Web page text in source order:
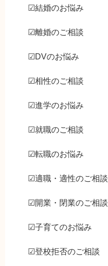
☑結婚のお悩み
☑離婚のご相談
☑DVのお悩み
☑相性のご相談
☑進学のお悩み
☑就職のご相談
☑転職のお悩み
☑適職・適性のご相談
☑開業・閉業のご相談
☑子育てのお悩み
☑登校拒否のご相談